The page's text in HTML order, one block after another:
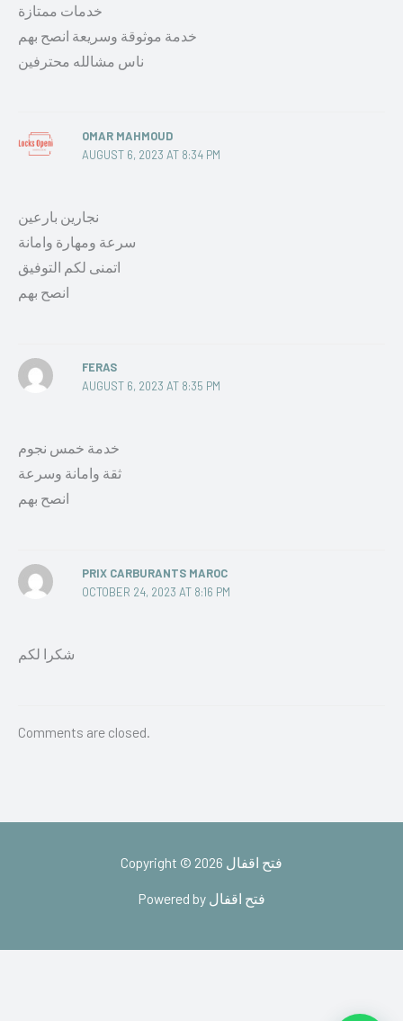
خدمات ممتازة
خدمة موثوقة وسريعة انصح بهم
ناس مشالله محترفين
OMAR MAHMOUD
AUGUST 6, 2023 AT 8:34 PM
نجارين بارعين
سرعة ومهارة وامانة
اتمنى لكم التوفيق
انصح بهم
FERAS
AUGUST 6, 2023 AT 8:35 PM
خدمة خمس نجوم
ثقة وامانة وسرعة
انصح بهم
PRIX CARBURANTS MAROC
OCTOBER 24, 2023 AT 8:16 PM
شكرا لكم
Comments are closed.
Copyright © 2026 فتح اقفال
Powered by فتح اقفال